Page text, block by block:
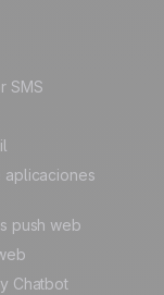
SMS
aplicaciones
push web
Chatbot